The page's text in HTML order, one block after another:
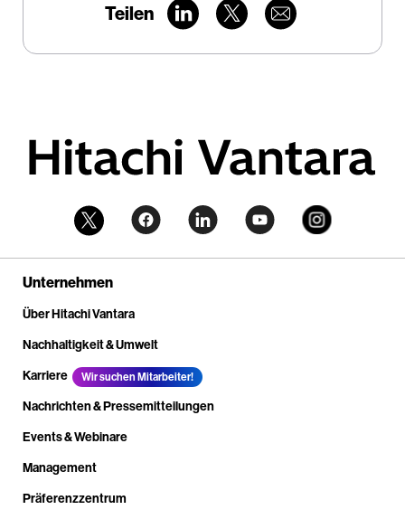
Teilen
Unternehmen
Über Hitachi Vantara
Nachhaltigkeit & Umwelt
Karriere
Wir suchen Mitarbeiter!
Nachrichten & Pressemitteilungen
Events & Webinare
Management
Präferenzzentrum